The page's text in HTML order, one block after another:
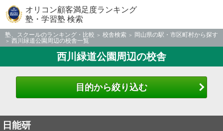
オリコン顧客満足度ランキング
塾・学習塾 検索
塾、スクールのランキング・比較 校舎検索
岡山県の駅・市区町村から探す
西川緑道公園周辺の校舎一覧
西川緑道公園周辺の校舎
目的から絞り込む
日能研